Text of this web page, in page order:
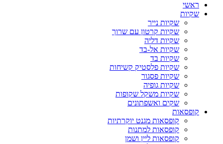
ראשי
שקיות
שקיות נייר
שקיות קרטון עם שרוך
שקיות דליה
שקיות אל-בד
שקיות בד
שקיות פלסטיק קשיחות
שקיות פסגור
שקיות גופיה
שקיות משקל שקופות
שקים ואשפתונים
קופסאות
קופסאות מגנט יוקרתיות
קופסאות למתנות
קופסאות ליין ושמן